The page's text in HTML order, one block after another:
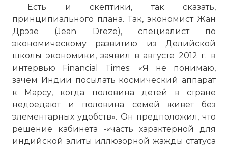
Есть и скептики, так сказать,
принципиального плана. Так, экономист Жан
Дрэзе (Jean Dreze), специалист по
экономическому развитию из Делийской
школы экономики, заявил в августе 2012 г. в
интервью Financial Times: «Я не понимаю,
зачем Индии посылать космический аппарат
к Марсу, когда половина детей в стране
недоедают и половина семей живет без
элементарных удобств». Он предположил, что
решение кабинета -«часть характерной для
индийской элиты иллюзорной жажды статуса